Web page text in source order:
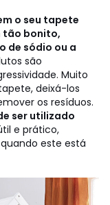
o seu tapete
tão bonito,
de sódio ou a
são
Muito
deixá-los
os resíduos.
ser utilizado
e prático,
este está